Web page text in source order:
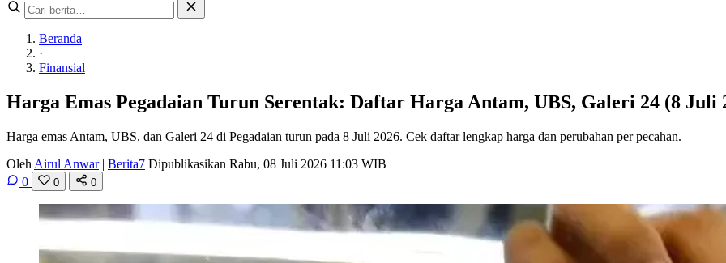
Beranda
·
Finansial
Harga Emas Pegadaian Turun Serentak: Daftar Harga Antam, UBS, Galeri 24 (8 Juli
Harga emas Antam, UBS, dan Galeri 24 di Pegadaian turun pada 8 Juli 2026. Cek daftar lengkap harga dan perubahan per pecahan.
Oleh Airul Anwar | Berita7 Dipublikasikan Rabu, 08 Juli 2026 11:03 WIB
0
0 0